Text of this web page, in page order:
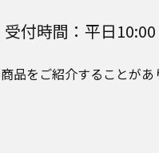
受付時間：平日10:00
品をご紹介することがあ